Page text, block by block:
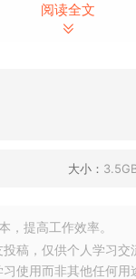
阅读全文
大小：
，提高工作效率。
稿，仅供个人学习
使用而非其他任何用